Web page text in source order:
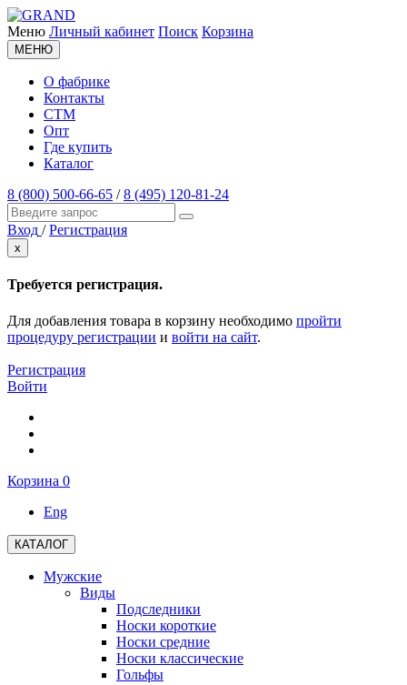
Меню Личный кабинет Поиск Корзина
МЕНЮ
О фабрике
Контакты
СТМ
Опт
Где купить
Каталог
8 (800) 500-66-65 /8 (495) 120-81-24
Вход / Регистрация
x
Требуется регистрация.
Для добавления товара в корзину необходимо пройти
процедуру регистрации и войти на сайт.
Регистрация
Войти
Корзина 0
Eng
КАТАЛОГ
Мужские
Виды
Подследники
Носки короткие
Носки средние
Носки классические
Гольфы